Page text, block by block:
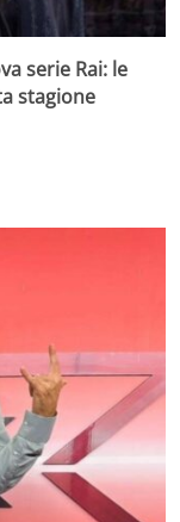
serie Rai: le
stagione